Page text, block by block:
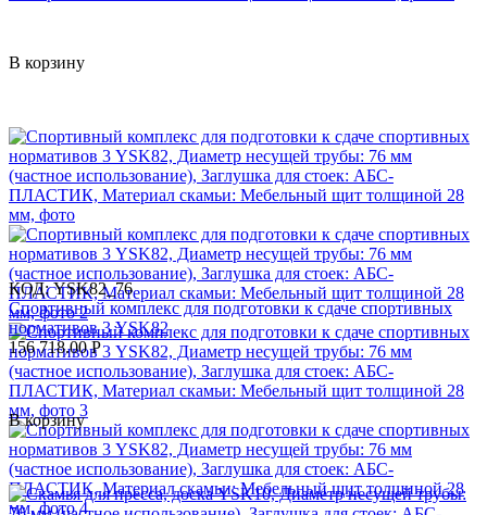
В корзину
КОД: YSK82_76
Спортивный комплекс для подготовки к сдаче спортивных
нормативов 3 YSK82
156 718.00 Р
В корзину